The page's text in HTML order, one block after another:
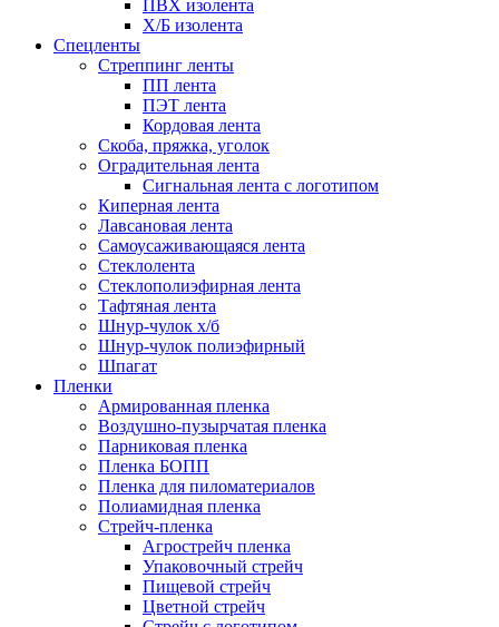
ПВХ изолента
Х/Б изолента
Спецленты
Стреппинг ленты
ПП лента
ПЭТ лента
Кордовая лента
Скоба, пряжка, уголок
Оградительная лента
Сигнальная лента с логотипом
Киперная лента
Лавсановая лента
Самоусаживающаяся лента
Стеклолента
Стеклополиэфирная лента
Тафтяная лента
Шнур-чулок х/б
Шнур-чулок полиэфирный
Шпагат
Пленки
Армированная пленка
Воздушно-пузырчатая пленка
Парниковая пленка
Пленка БОПП
Пленка для пиломатериалов
Полиамидная пленка
Стрейч-пленка
Агрострейч пленка
Упаковочный стрейч
Пищевой стрейч
Цветной стрейч